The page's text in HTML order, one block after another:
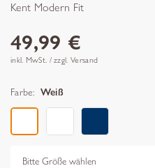
Kent Modern Fit
49,99 €
inkl. MwSt. / zzgl. Versand
Farbe: Weiß